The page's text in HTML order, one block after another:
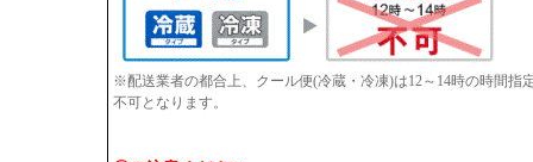
※配送業者の都合上、クール便(冷蔵・冷凍)は12～14時の時間
不可となります。